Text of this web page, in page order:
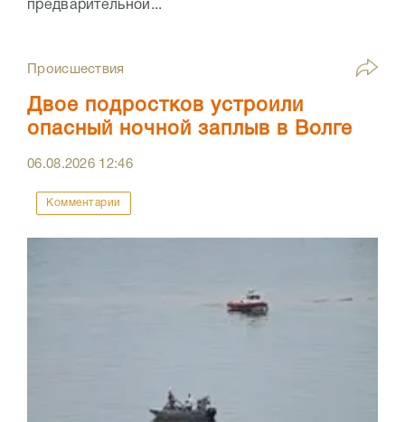
предварительной...
Происшествия
Двое подростков устроили
опасный ночной заплыв в Волге
06.08.2026 12:46
Комментарии